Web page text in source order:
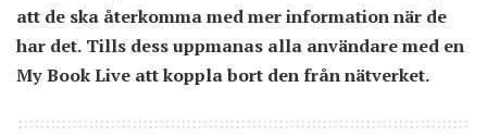
att de ska återkomma med mer information när de
har det. Tills dess uppmanas alla användare med en
My Book Live att koppla bort den från nätverket.